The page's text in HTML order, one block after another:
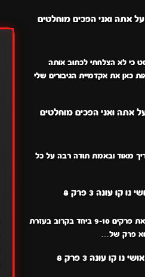
עלאתה ואני הפכים מוחלטים
כי לא הצלחתי לכתוב אותה
כאן את אקדמיית הגיבורים שלי
אתה ואני הפכים מוחלטים
מאוד ובאמת תודה רבה על כל
נו קו עונה 3 פרק 8
אנחנו עובדים על זה נעלה את פרקים 9-10 ביחד בקרוב בעזרת
אושי נו קו עונה 3 פרק 8